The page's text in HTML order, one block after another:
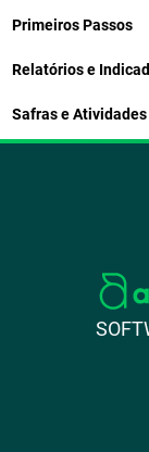
Primeiros Passos
Relatórios e
Safras e Atividades